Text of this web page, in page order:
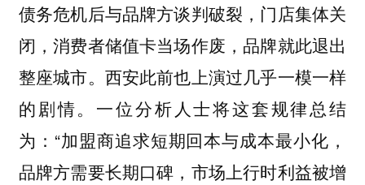
债务危机后与品牌方谈判破裂，门店集体关
闭，消费者储值卡当场作废，品牌就此退出
整座城市。西安此前也上演过几乎一模一样
的剧情。一位分析人士将这套规律总结
为：“加盟商追求短期回本与成本最小化，
品牌方需要长期口碑，市场上行时利益被增